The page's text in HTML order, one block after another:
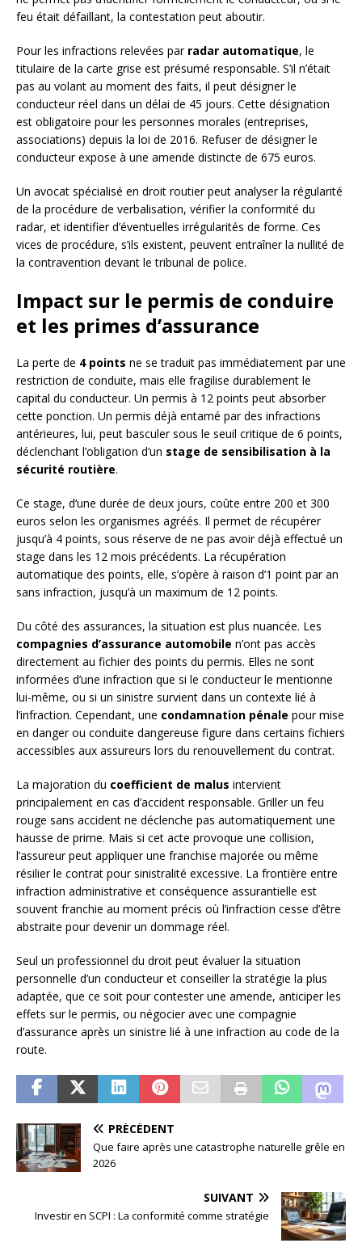
feu était défaillant, la contestation peut aboutir.
Pour les infractions relevées par radar automatique, le
titulaire de la carte grise est présumé responsable. S’il n’était
pas au volant au moment des faits, il peut désigner le
conducteur réel dans un délai de 45 jours. Cette désignation
est obligatoire pour les personnes morales (entreprises,
associations) depuis la loi de 2016. Refuser de désigner le
conducteur expose à une amende distincte de 675 euros.
Un avocat spécialisé en droit routier peut analyser la régularité
de la procédure de verbalisation, vérifier la conformité du
radar, et identifier d’éventuelles irrégularités de forme. Ces
vices de procédure, s’ils existent, peuvent entraîner la nullité de
la contravention devant le tribunal de police.
Impact sur le permis de conduire
et les primes d’assurance
La perte de 4 points ne se traduit pas immédiatement par une
restriction de conduite, mais elle fragilise durablement le
capital du conducteur. Un permis à 12 points peut absorber
cette ponction. Un permis déjà entamé par des infractions
antérieures, lui, peut basculer sous le seuil critique de 6 points,
déclenchant l’obligation d’un stage de sensibilisation à la
sécurité routière.
Ce stage, d’une durée de deux jours, coûte entre 200 et 300
euros selon les organismes agréés. Il permet de récupérer
jusqu’à 4 points, sous réserve de ne pas avoir déjà effectué un
stage dans les 12 mois précédents. La récupération
automatique des points, elle, s’opère à raison d’1 point par an
sans infraction, jusqu’à un maximum de 12 points.
Du côté des assurances, la situation est plus nuancée. Les
compagnies d’assurance automobile n’ont pas accès
directement au fichier des points du permis. Elles ne sont
informées d’une infraction que si le conducteur le mentionne
lui-même, ou si un sinistre survient dans un contexte lié à
l’infraction. Cependant, une condamnation pénale pour mise
en danger ou conduite dangereuse figure dans certains fichiers
accessibles aux assureurs lors du renouvellement du contrat.
La majoration du coefficient de malus intervient
principalement en cas d’accident responsable. Griller un feu
rouge sans accident ne déclenche pas automatiquement une
hausse de prime. Mais si cet acte provoque une collision,
l’assureur peut appliquer une franchise majorée ou même
résilier le contrat pour sinistralité excessive. La frontière entre
infraction administrative et conséquence assurantielle est
souvent franchie au moment précis où l’infraction cesse d’être
abstraite pour devenir un dommage réel.
Seul un professionnel du droit peut évaluer la situation
personnelle d’un conducteur et conseiller la stratégie la plus
adaptée, que ce soit pour contester une amende, anticiper les
effets sur le permis, ou négocier avec une compagnie
d’assurance après un sinistre lié à une infraction au code de la
route.
PRÉCÉDENT
Que faire après une catastrophe naturelle grêle en
2026
SUIVANT
Investir en SCPI : La conformité comme stratégie